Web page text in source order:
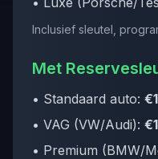
Inclusief sleutel,
Met
• Standaard auto:
• VAG (VW/Audi):
• Premium (BMW/